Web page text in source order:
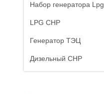
Набор генератора Lpg
LPG CHP
Генератор ТЭЦ
Дизельный CHP